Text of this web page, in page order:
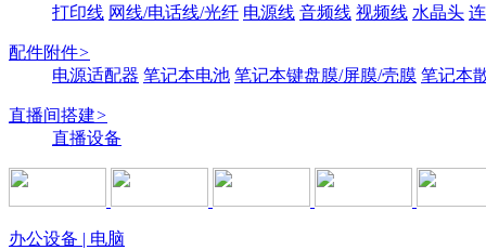
打印线 网线/电话线/光纤 电源线 音频线 视频线 水晶头
配件附件>
电源适配器 笔记本电池 笔记本键盘膜/屏膜/壳膜 笔记本
直播间搭建>
直播设备
办公设备 | 电脑